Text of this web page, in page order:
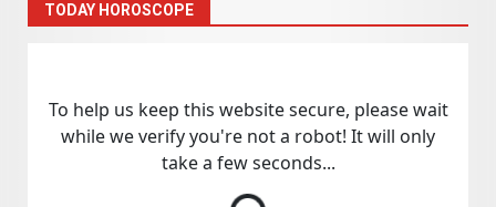
TODAY HOROSCOPE